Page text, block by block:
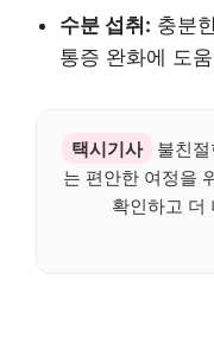
수분 섭취: 충분
통증 완화에 도
택시기사
불친
는 편안한 여정을
확인하고 더